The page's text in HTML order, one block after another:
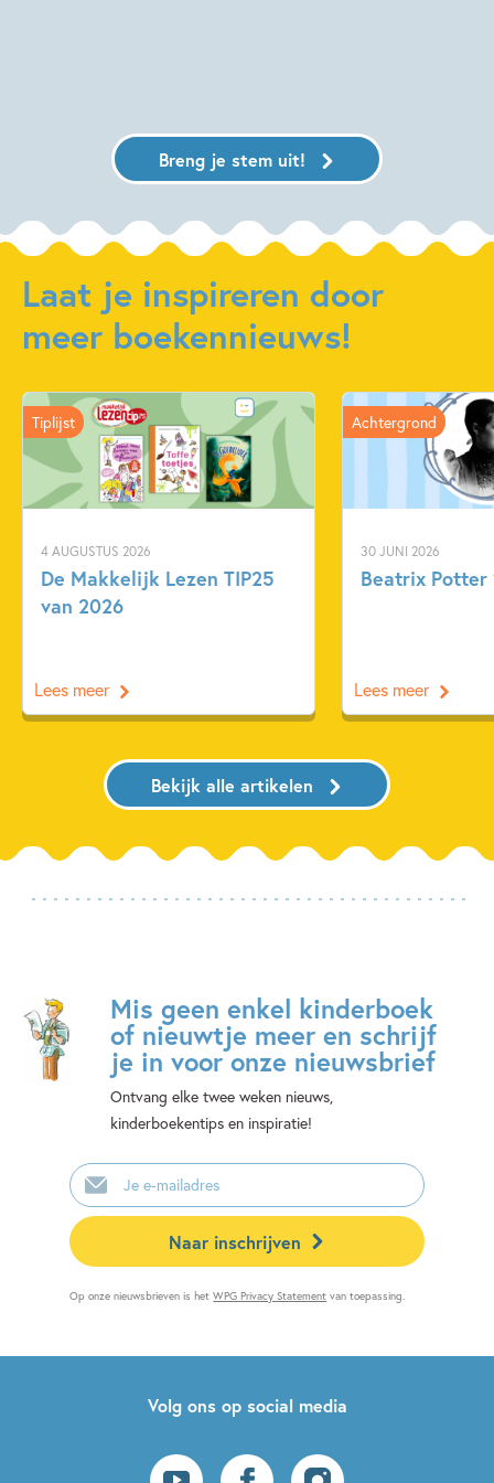
Breng je stem uit!
Laat je inspireren door
meer boekennieuws!
4 AUGUSTUS 2026
De Makkelijk Lezen TIP25
van 2026
Tiplijst
Lees meer
30 JUNI 2026
Beatrix Potter
Achtergrond
Lees meer
Bekijk alle artikelen
Mis geen enkel kinderboek
of nieuwtje meer en schrijf
je in voor onze nieuwsbrief
Ontvang elke twee weken nieuws,
kinderboekentips en inspiratie!
E-
mailadres
Naar inschrijven
Op onze nieuwsbrieven is hetWPG Privacy Statement van toepassing.
Volg ons op social media